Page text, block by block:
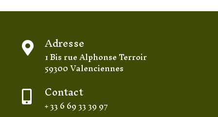
 Adresse
1 Bis rue Alphonse Terroir
59300 Valenciennes
 Contact
+ 33 6 69 33 39 97